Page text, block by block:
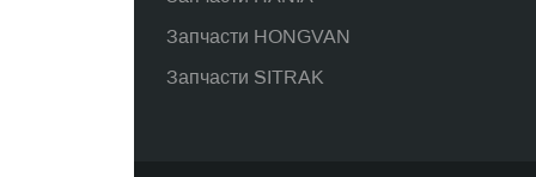
Запчасти HONGVAN
Запчасти SITRAK